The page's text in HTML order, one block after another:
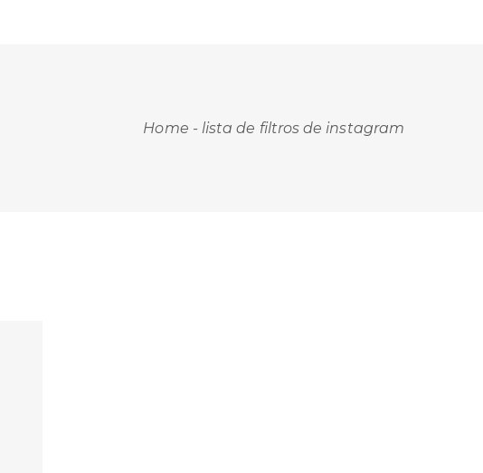
Home - lista de filtros de instagram